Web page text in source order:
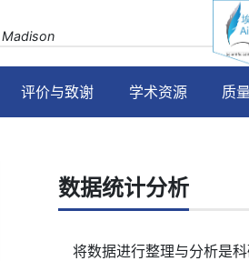
Madison
评价与致谢 学术资源 质
数据统计分析
将数据进行整理与分析是